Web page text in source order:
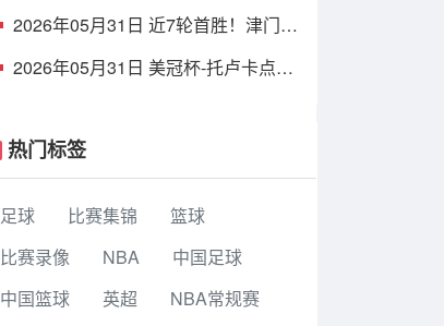
补头球绝杀
2026年05月31日 近7轮首胜！津门虎
制胜
2026年05月31日 美冠杯-托卢卡点球
热门标签
足球 比赛集锦
篮球
比赛录像
NBA
中国足球
中国篮球
英超
NBA常规赛